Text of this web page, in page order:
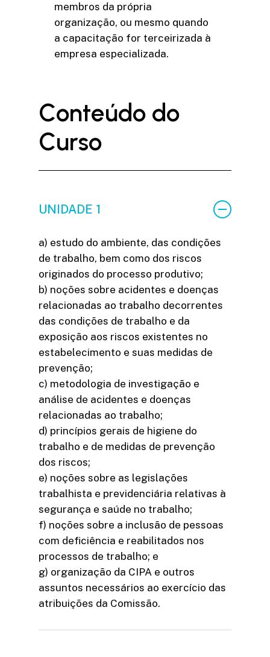
membros da própria
organização, ou mesmo quando
a capacitação for terceirizada à
empresa especializada.
Conteúdo do
Curso
UNIDADE 1
a) estudo do ambiente, das condições
de trabalho, bem como dos riscos
originados do processo produtivo;
b) noções sobre acidentes e doenças
relacionadas ao trabalho decorrentes
das condições de trabalho e da
exposição aos riscos existentes no
estabelecimento e suas medidas de
prevenção;
c) metodologia de investigação e
análise de acidentes e doenças
relacionadas ao trabalho;
d) princípios gerais de higiene do
trabalho e de medidas de prevenção
dos riscos;
e) noções sobre as legislações
trabalhista e previdenciária relativas à
segurança e saúde no trabalho;
f) noções sobre a inclusão de pessoas
com deficiência e reabilitados nos
processos de trabalho; e
g) organização da CIPA e outros
assuntos necessários ao exercício das
atribuições da Comissão.